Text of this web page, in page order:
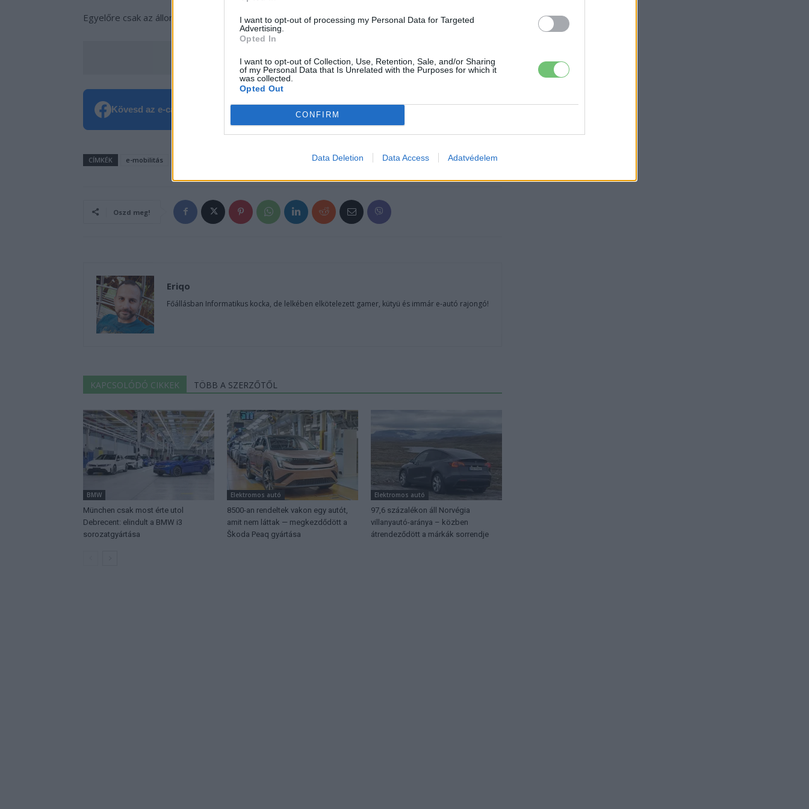
I want to opt-out of processing my Personal Data for Targeted
Advertising.
Opted In
I want to opt-out of Collection, Use, Retention, Sale, and/or Sharing
of my Personal Data that Is Unrelated with the Purposes for which it
was collected.
Opted Out
CONFIRM
Data Deletion Data Access Adatvédelem
Egyelőre csak az állomás megépítése a biztos, további infók nem ismertek.
Add hozzá az e-cars.hu-t a Google hírfolyamodhoz!
Kövesd az e-cars.hu-t a Facebookon is, további tartalmakért! ›
CÍMKÉK e-mobilitás Elektromos szállítmányozás Forum Mobility USA
Oszd meg!
Eriqo
Főállásban Informatikus kocka, de lelkében elkötelezett gamer, kütyü és immár e-autó rajongó!
KAPCSOLÓDÓ CIKKEK TÖBB A SZERZŐTŐL
BMW
München csak most érte utol
Debrecent: elindult a BMW i3
sorozatgyártása
Elektromos autó
8500-an rendeltek vakon egy autót,
amit nem láttak — megkezdődött a
Škoda Peaq gyártása
Elektromos autó
97,6 százalékon áll Norvégia
villanyautó-aránya – közben
átrendeződött a márkák sorrendje